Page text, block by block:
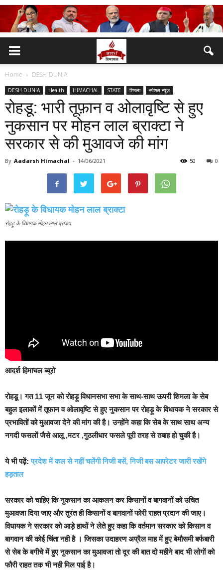
Home DESH-DUNIA
DESH-DUNIA Health HIMACHAL STATE शिमला स्पेशल न्यूज़
रोहडू: भारी तूफ़ान व ओलावृष्टि से हुए
नुकसान पर मोहन लाल ब्राक्टा ने
सरकार से की मुआवजे की मांग
By Aadarsh Himachal - 14/06/2021 0
50
रोहड़ू के विधायक मोहन लाल ब्राक्टा
आदर्श हिमाचल ब्यूरो
रोहडू। गत11 जून को रोहड़ू विधानसभा सभा के साथ-साथ ऊपरी शिमला के सेब
बहुल इलाकों में तूफान व ओलावृष्टि से हुए नुकसान पर रोहड़ू के विधायक ने सरकार से
प्रभावितों को मुआवजा देने की मांग की है। उन्होंने कहा कि सेब के साथ साथ अन्य
नगदी फसलों जैसे आलू ,मटर ,गुठलीधार फसले पूरी तरह से तबाह हो चुकी है।
ये भी पढ़ें:प्रदेश में कल से नहीं चलेंगी निजी बसें, निजी बस आपरेटर जारी रखेंगे
हड़ताल
सरकार को चाहिए कि नुकसान का आकलन कर किसानों व बागवानों को उचित
मुआवजा दिया जाए और तुरंत ही किसानों व बागवानों फोरी राहत प्रदान की जाए।
विधायक ने सरकार को आड़े हाथों ने लेते हुए कहा कि वर्तमान सरकार को किसान व
बागवान की कोई चिंता नही है । जिसका उदाहरण अप्रैल माह में हुए बेमौसमी बर्फबारी
से सेब के बगीचे में हुए नुकसान का मुआवजा तो दूर की बात दो महीने बाद भी लोगों को
फौरी राहत तक भी नही मिल पाई है।